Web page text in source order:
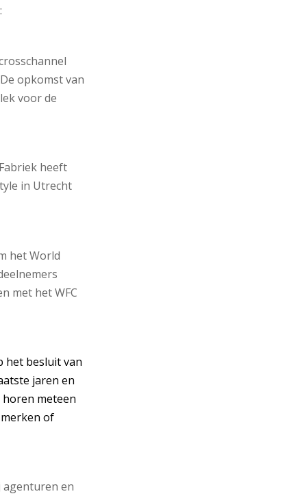
opkomst van
voor de
heeft
in Utrecht
het World
met het WFC
het besluit van
jaren en
meteen
of
agenturen en